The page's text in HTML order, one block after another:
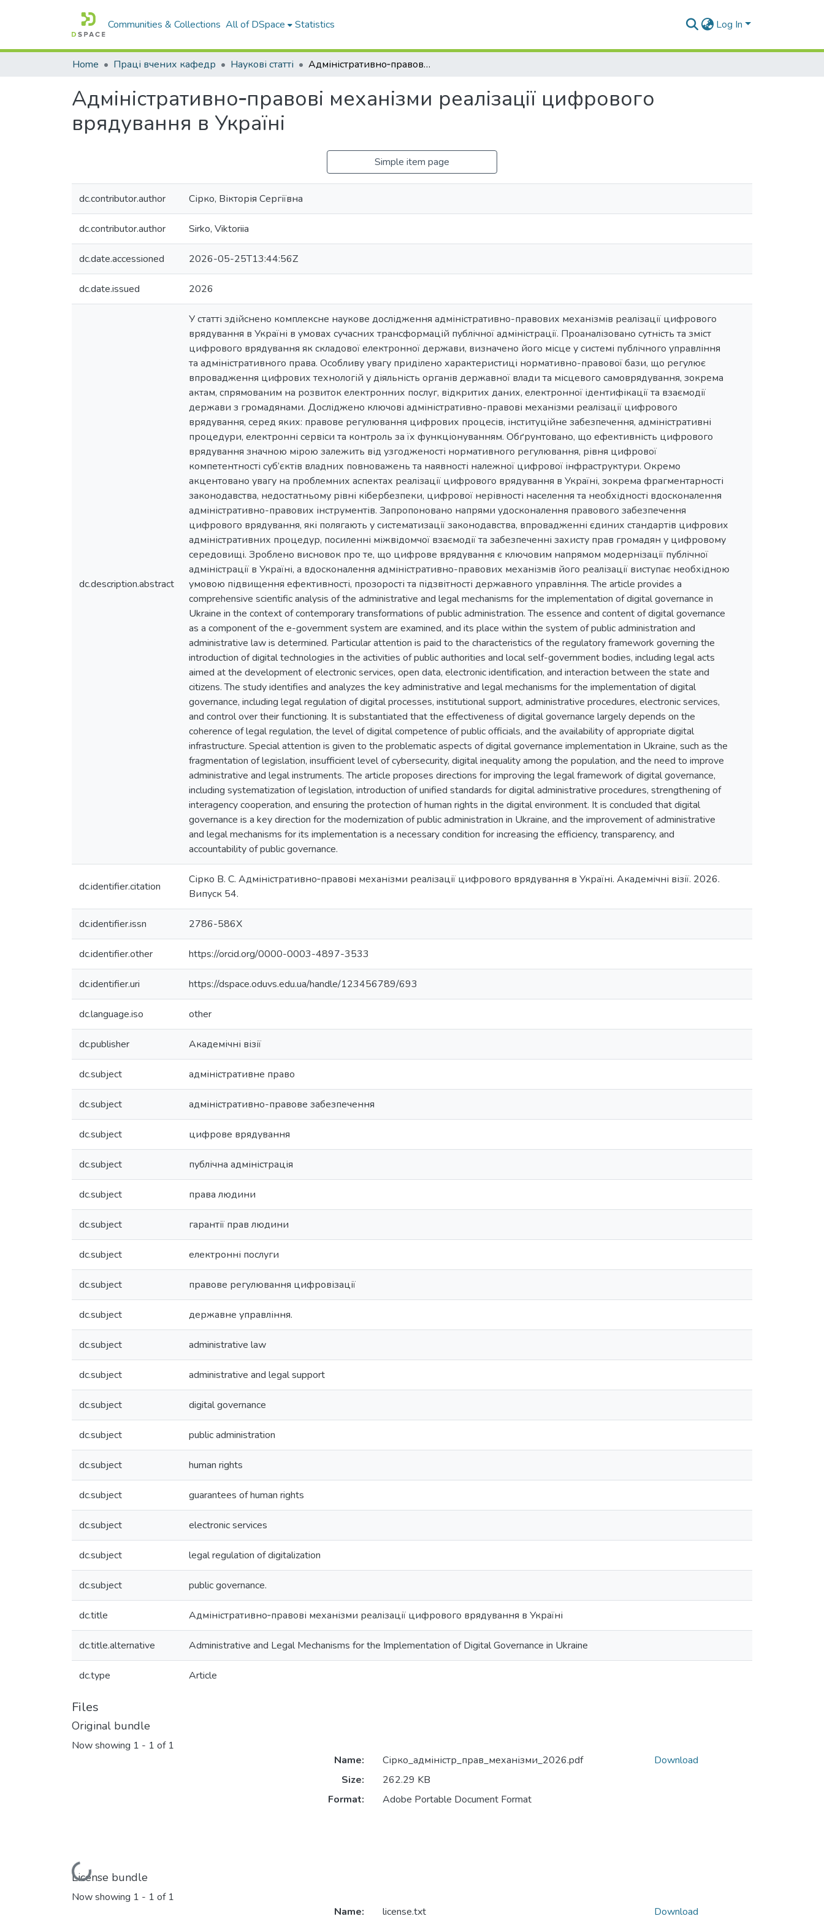
Communities & Collections All of DSpace Statistics Log In
Home Праці вчених кафедр Наукові статті Адміністративно‐правові механізми реалізації цифрового врядування в Україні
Адміністративно‐правові механізми реалізації цифрового
врядування в Україні
Simple item page
dc.contributor.author Сірко, Вікторія Сергіївна
dc.contributor.author Sirko, Viktoriia
dc.date.accessioned 2026-05-25T13:44:56Z
dc.date.issued 2026
dc.description.abstract
У статті здійснено комплексне наукове дослідження адміністративно-правових механізмів реалізації цифрового
врядування в Україні в умовах сучасних трансформацій публічної адміністрації. Проаналізовано сутність та зміст
цифрового врядування як складової електронної держави, визначено його місце у системі публічного управління
та адміністративного права. Особливу увагу приділено характеристиці нормативно-правової бази, що регулює
впровадження цифрових технологій у діяльність органів державної влади та місцевого самоврядування, зокрема
актам, спрямованим на розвиток електронних послуг, відкритих даних, електронної ідентифікації та взаємодії
держави з громадянами. Досліджено ключові адміністративно-правові механізми реалізації цифрового
врядування, серед яких: правове регулювання цифрових процесів, інституційне забезпечення, адміністративні
процедури, електронні сервіси та контроль за їх функціонуванням. Обґрунтовано, що ефективність цифрового
врядування значною мірою залежить від узгодженості нормативного регулювання, рівня цифрової
компетентності суб’єктів владних повноважень та наявності належної цифрової інфраструктури. Окремо
акцентовано увагу на проблемних аспектах реалізації цифрового врядування в Україні, зокрема фрагментарності
законодавства, недостатньому рівні кібербезпеки, цифрової нерівності населення та необхідності вдосконалення
адміністративно-правових інструментів. Запропоновано напрями удосконалення правового забезпечення
цифрового врядування, які полягають у систематизації законодавства, впровадженні єдиних стандартів цифрових
адміністративних процедур, посиленні міжвідомчої взаємодії та забезпеченні захисту прав громадян у цифровому
середовищі. Зроблено висновок про те, що цифрове врядування є ключовим напрямом модернізації публічної
адміністрації в Україні, а вдосконалення адміністративно-правових механізмів його реалізації виступає необхідною
умовою підвищення ефективності, прозорості та підзвітності державного управління. The article provides a
comprehensive scientific analysis of the administrative and legal mechanisms for the implementation of digital governance in
Ukraine in the context of contemporary transformations of public administration. The essence and content of digital governance
as a component of the e-government system are examined, and its place within the system of public administration and
administrative law is determined. Particular attention is paid to the characteristics of the regulatory framework governing the
introduction of digital technologies in the activities of public authorities and local self-government bodies, including legal acts
aimed at the development of electronic services, open data, electronic identification, and interaction between the state and
citizens. The study identifies and analyzes the key administrative and legal mechanisms for the implementation of digital
governance, including legal regulation of digital processes, institutional support, administrative procedures, electronic services,
and control over their functioning. It is substantiated that the effectiveness of digital governance largely depends on the
coherence of legal regulation, the level of digital competence of public officials, and the availability of appropriate digital
infrastructure. Special attention is given to the problematic aspects of digital governance implementation in Ukraine, such as the
fragmentation of legislation, insufficient level of cybersecurity, digital inequality among the population, and the need to improve
administrative and legal instruments. The article proposes directions for improving the legal framework of digital governance,
including systematization of legislation, introduction of unified standards for digital administrative procedures, strengthening of
interagency cooperation, and ensuring the protection of human rights in the digital environment. It is concluded that digital
governance is a key direction for the modernization of public administration in Ukraine, and the improvement of administrative
and legal mechanisms for its implementation is a necessary condition for increasing the efficiency, transparency, and
accountability of public governance.
dc.identifier.citation
Сірко В. С. Адміністративно‐правові механізми реалізації цифрового врядування в Україні. Академічні візії. 2026.
Випуск 54.
dc.identifier.issn 2786-586X
dc.identifier.other https://orcid.org/0000-0003-4897-3533
dc.identifier.uri https://dspace.oduvs.edu.ua/handle/123456789/693
dc.language.iso other
dc.publisher Академічні візії
dc.subject адміністративне право
dc.subject адміністративно-правове забезпечення
dc.subject цифрове врядування
dc.subject публічна адміністрація
dc.subject права людини
dc.subject гарантії прав людини
dc.subject електронні послуги
dc.subject правове регулювання цифровізації
dc.subject державне управління.
dc.subject administrative law
dc.subject administrative and legal support
dc.subject digital governance
dc.subject public administration
dc.subject human rights
dc.subject guarantees of human rights
dc.subject electronic services
dc.subject legal regulation of digitalization
dc.subject public governance.
dc.title Адміністративно‐правові механізми реалізації цифрового врядування в Україні
dc.title.alternative Administrative and Legal Mechanisms for the Implementation of Digital Governance in Ukraine
dc.type Article
Files
Original bundle
Now showing 1 - 1 of 1
Loading...
Name:
Сірко_адміністр_прав_механізми_2026.pdf
Size:
262.29 KB
Format:
Adobe Portable Document Format
Download
License bundle
Now showing 1 - 1 of 1
Name:
license.txt Download